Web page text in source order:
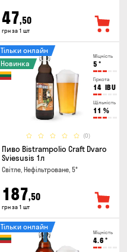
47,50
грн за 1 шт
Міцність
5 °
Гіркота
14 IBU
Щільність
11 %
(0)
Тільки онлайн
Новинка
Пиво Bistrampolio Craft Dvaro
Sviesusis 1л
Світле, Нефільтроване, 5°
187,50
грн за 1 шт
Міцність
4.6 °
Тільки онлайн